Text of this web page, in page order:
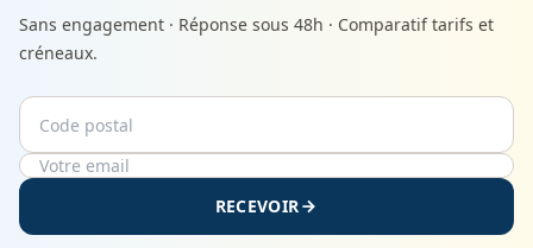
Sans engagement · Réponse sous 48h · Comparatif tarifs et
créneaux.
Code postal
Email
RECEVOIR